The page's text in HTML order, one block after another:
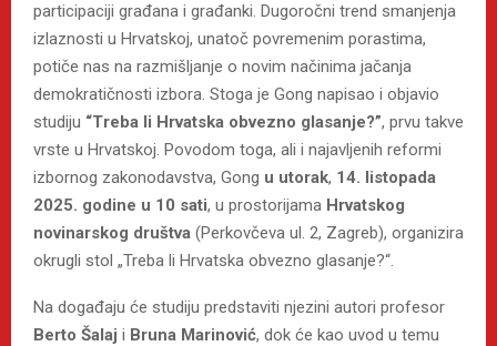
participaciji građana i građanki. Dugoročni trend smanjenja
izlaznosti u Hrvatskoj, unatoč povremenim porastima,
potiče nas na razmišljanje o novim načinima jačanja
demokratičnosti izbora. Stoga je Gong napisao i objavio
studiju “Treba li Hrvatska obvezno glasanje?”, prvu takve
vrste u Hrvatskoj. Povodom toga, ali i najavljenih reformi
izbornog zakonodavstva, Gong u utorak, 14. listopada
2025. godine u 10 sati, u prostorijama Hrvatskog
novinarskog društva (Perkovčeva ul. 2, Zagreb), organizira
okrugli stol „Treba li Hrvatska obvezno glasanje?“.
Na događaju će studiju predstaviti njezini autori profesor
Berto Šalaj i Bruna Marinović, dok će kao uvod u temu